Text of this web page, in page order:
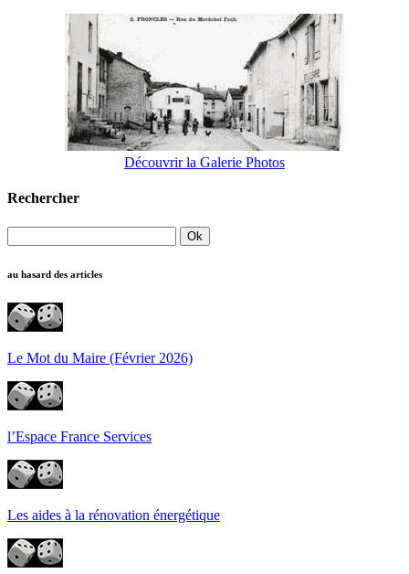
Découvrir la Galerie Photos
Rechercher
au hasard des articles
Le Mot du Maire (Février 2026)
l’Espace France Services
Les aides à la rénovation énergétique